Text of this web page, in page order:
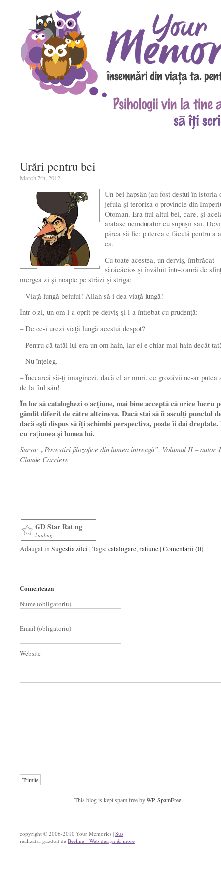
Urări pentru bei
March 7th, 2012
Un bei hapsân (au fost destui în istoria
jefuia şi teroriza o provincie din
Otoman. Era fiul altul bei, care, şi
arătase neîndurător cu supuşii săi.
părea să fie: puterea e făcută pentru a
ea.
Cu toate acestea, un derviş, îmbrăcat
sărăcăcios şi învăluit într-o aură de
mergea zi şi noapte pe străzi şi striga:
– Viaţă lungă beiului! Allah să-i dea viaţă lungă!
Într-o zi, un om l-a oprit pe derviş şi l-a întrebat cu prudenţă:
– De ce-i urezi viaţă lungă acestui despot?
– Pentru că tatăl lui era un om hain, iar el e chiar mai hain decât
– Nu înţeleg.
– Încearcă să-ţi imaginezi, dacă el ar muri, ce grozăvii ne-ar putea
de la fiul său!
În loc să cataloghezi o acţiune, mai bine acceptă că orice lucru
gândit diferit de către altcineva. Dacă stai să îi asculţi punctul
dacă eşti dispus să îţi schimbi perspectiva, poate îi dai dreptate.
cu raţiunea şi lumea lui.
Sursa: „Povestiri filozofice din lumea întreagă”. Volumul II – autor
Claude Carriere
GD Star Rating
loading...
Adaugat inSugestia zilei | Tags: catalogare,ratiune | Comentarii (0)
Comenteaza
Nume (obligatoriu)
Email (obligatoriu)
Website
This blog is kept spam free byWP-SpamFree.
copyright © 2006-2010 Your Memories | Sus
realizat si gazduit de Beeline - Web design & more